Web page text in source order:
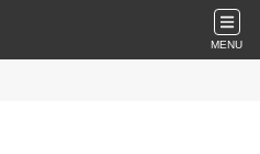
MENU